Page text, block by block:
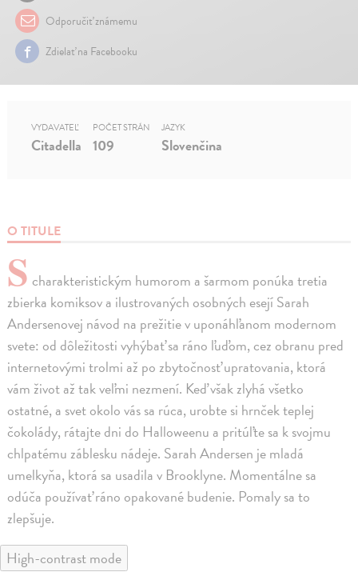
Odporučiť známemu
Zdielať na Facebooku
O TITULE
S charakteristickým humorom a šarmom ponúka tretia
zbierka komiksov a ilustrovaných osobných esejí Sarah
Andersenovej návod na prežitie v uponáhľanom modernom
svete: od dôležitosti vyhýbať sa ráno ľuďom, cez obranu pred
internetovými trolmi až po zbytočnosť upratovania, ktorá
vám život až tak veľmi nezmení. Keď však zlyhá všetko
ostatné, a svet okolo vás sa rúca, urobte si hrnček teplej
čokolády, rátajte dni do Halloweenu a pritúľte sa k svojmu
chlpatému záblesku nádeje. Sarah Andersen je mladá
umelkyňa, ktorá sa usadila v Brooklyne. Momentálne sa
odúča používať ráno opakované budenie. Pomaly sa to
zlepšuje.
VYDAVATEĽ
Citadella
POČET STRÁN
109
JAZYK
Slovenčina
High-contrast mode